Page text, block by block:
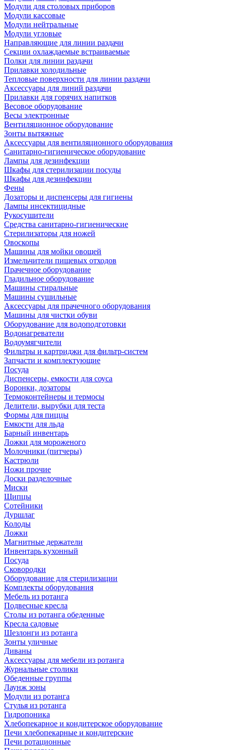
Модули для столовых приборов
Модули кассовые
Модули нейтральные
Модули угловые
Направляющие для линии раздачи
Секции охлаждаемые встраиваемые
Полки для линии раздачи
Прилавки холодильные
Тепловые поверхности для линии раздачи
Аксессуары для линий раздачи
Прилавки для горячих напитков
Весовое оборудование
Весы электронные
Вентиляционное оборудование
Зонты вытяжные
Аксессуары для вентиляционного оборудования
Санитарно-гигиеническое оборудование
Лампы для дезинфекции
Шкафы для стерилизации посуды
Шкафы для дезинфекции
Фены
Дозаторы и диспенсеры для гигиены
Лампы инсектицидные
Рукосушители
Средства санитарно-гигиенические
Стерилизаторы для ножей
Овоскопы
Машины для мойки овощей
Измельчители пищевых отходов
Прачечное оборудование
Гладильное оборудование
Машины стиральные
Машины сушильные
Аксессуары для прачечного оборудования
Машины для чистки обуви
Оборудование для водоподготовки
Водонагреватели
Водоумягчители
Фильтры и картриджи для фильтр-систем
Запчасти и комплектующие
Посуда
Диспенсеры, емкости для соуса
Воронки, дозаторы
Термоконтейнеры и термосы
Делители, вырубки для теста
Формы для пиццы
Емкости для льда
Барный инвентарь
Ложки для мороженого
Молочники (питчеры)
Кастрюли
Ножи прочие
Доски разделочные
Миски
Щипцы
Сотейники
Дуршлаг
Колоды
Ложки
Магнитные держатели
Инвентарь кухонный
Посуда
Сковородки
Оборудование для стерилизации
Комплекты оборудования
Мебель из ротанга
Подвесные кресла
Столы из ротанга обеденные
Кресла садовые
Шезлонги из ротанга
Зонты уличные
Диваны
Аксессуары для мебели из ротанга
Журнальные столики
Обеденные группы
Лаунж зоны
Модули из ротанга
Стулья из ротанга
Гидропоника
Хлебопекарное и кондитерское оборудование
Печи хлебопекарные и кондитерские
Печи ротационные